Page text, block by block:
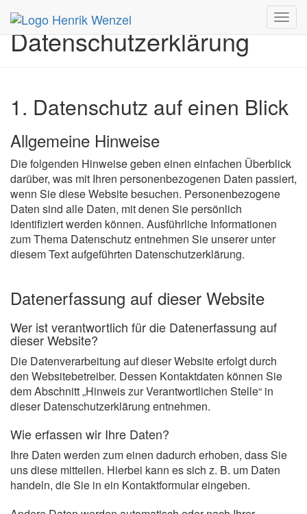
Datenschutzerklärung
1. Datenschutz auf einen Blick
Allgemeine Hinweise
Die folgenden Hinweise geben einen einfachen Überblick
darüber, was mit Ihren personenbezogenen Daten passiert,
wenn Sie diese Website besuchen. Personenbezogene
Daten sind alle Daten, mit denen Sie persönlich
identifiziert werden können. Ausführliche Informationen
zum Thema Datenschutz entnehmen Sie unserer unter
diesem Text aufgeführten Datenschutzerklärung.
Datenerfassung auf dieser Website
Wer ist verantwortlich für die Datenerfassung auf
dieser Website?
Die Datenverarbeitung auf dieser Website erfolgt durch
den Websitebetreiber. Dessen Kontaktdaten können Sie
dem Abschnitt „Hinweis zur Verantwortlichen Stelle“ in
dieser Datenschutzerklärung entnehmen.
Wie erfassen wir Ihre Daten?
Ihre Daten werden zum einen dadurch erhoben, dass Sie
uns diese mitteilen. Hierbei kann es sich z. B. um Daten
handeln, die Sie in ein Kontaktformular eingeben.